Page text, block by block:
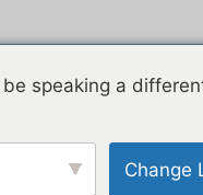
speaking a
Change